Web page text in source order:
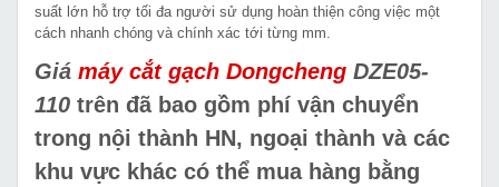
suất lớn hỗ trợ tối đa người sử dụng hoàn thiện công việc một
cách nhanh chóng và chính xác tới từng mm.
Giá máy cắt gạch Dongcheng DZE05-
110 trên đã bao gồm phí vận chuyển
trong nội thành HN, ngoại thành và các
khu vực khác có thể mua hàng bằng